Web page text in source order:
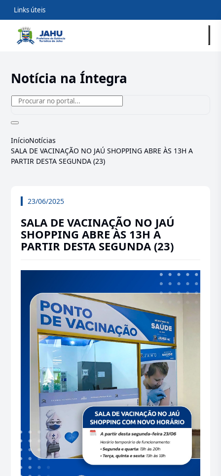
Links úteis
Notícia na Íntegra
InícioNotícias
SALA DE VACINAÇÃO NO JAÚ SHOPPING ABRE ÀS 13H A
PARTIR DESTA SEGUNDA (23)
23/06/2025
SALA DE VACINAÇÃO NO JAÚ
SHOPPING ABRE ÀS 13H A
PARTIR DESTA SEGUNDA (23)